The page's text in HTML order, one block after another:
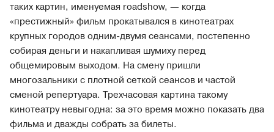
таких картин, именуемая roadshow, — когда
«престижный» фильм прокатывался в кинотеатрах
крупных городов одним-двумя сеансами, постепенно
собирая деньги и накапливая шумиху перед
общемировым выходом. На смену пришли
многозальники с плотной сеткой сеансов и частой
сменой репертуара. Трехчасовая картина такому
кинотеатру невыгодна: за это время можно показать два
фильма и дважды собрать за билеты.